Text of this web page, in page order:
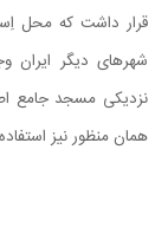
قرار داشت که محل
شهر‌های دیگر ایران
نزدیکی مسجد جامع
همان منظور نیز